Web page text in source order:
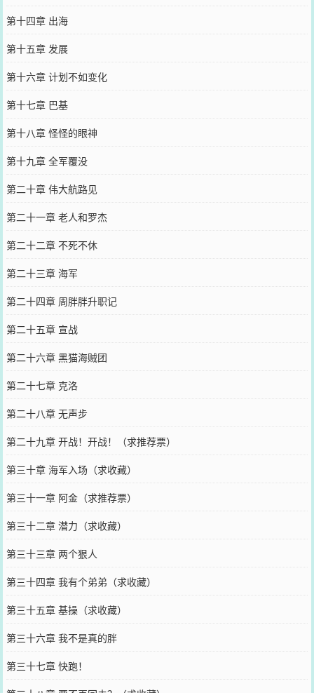
第十四章 出海
第十五章 发展
第十六章 计划不如变化
第十七章 巴基
第十八章 怪怪的眼神
第十九章 全军覆没
第二十章 伟大航路见
第二十一章 老人和罗杰
第二十二章 不死不休
第二十三章 海军
第二十四章 周胖胖升职记
第二十五章 宣战
第二十六章 黑猫海贼团
第二十七章 克洛
第二十八章 无声步
第二十九章 开战！开战！（求推荐票）
第三十章 海军入场（求收藏）
第三十一章 阿金（求推荐票）
第三十二章 潜力（求收藏）
第三十三章 两个狠人
第三十四章 我有个弟弟（求收藏）
第三十五章 基操（求收藏）
第三十六章 我不是真的胖
第三十七章 快跑！